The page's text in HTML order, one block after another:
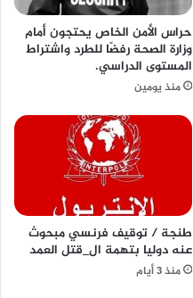
حراس الأمن الخاص يحتجون أمام
وزارة الصحة رفضًا للطرد واشتراط
المستوى الدراسي.
منذ يومين
طنجة / توقيف فرنسي مبحوث
عنه دوليا بتهمة ال_قتل العمد
منذ 3 أيام